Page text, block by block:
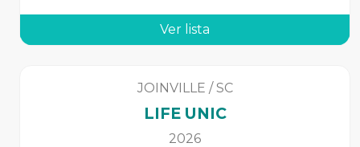
Ver lista
JOINVILLE /SC
LIFE UNIC
2026